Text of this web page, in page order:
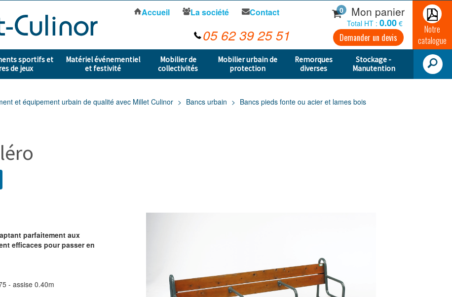
sportifs et
de jeux
Matériel événementiel
et festivité
Mobilier de
collectivités
Mobilier urbain de
protection
Remorques
diverses
Stockage -
Manutention
Accueil La société Contact
05 62 39 25 51
0 Mon panier
Total HT : 0.00 €
Demander un devis
Notre
catalogue
et équipement urbain de qualité avec Millet Culinor Bancs urbain
Bancs pieds fonte ou acier et lames bois
parfaitement aux
efficaces pour passer en
- assise 0.40m